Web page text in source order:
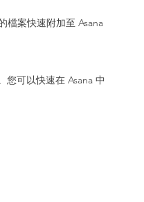
檔案快速附加至 Asana
您可以快速在 Asana 中